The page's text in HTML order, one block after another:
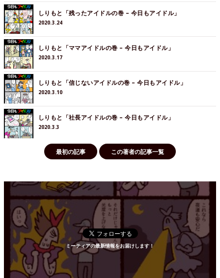
しりもと「残ったアイドルの巻 – 今日もアイドル」
2020.3.24
しりもと「ママアイドルの巻 – 今日もアイドル」
2020.3.17
しりもと「信じないアイドルの巻 – 今日もアイドル」
2020.3.10
しりもと「社長アイドルの巻 – 今日もアイドル」
2020.3.3
最初の記事 この著者の記事一覧
ミーティアの最新情報をお届けします！